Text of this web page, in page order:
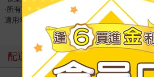
‧所有零組件與GoldieBlox全系列皆相容。
適用年齡：6歲以上
配送方式